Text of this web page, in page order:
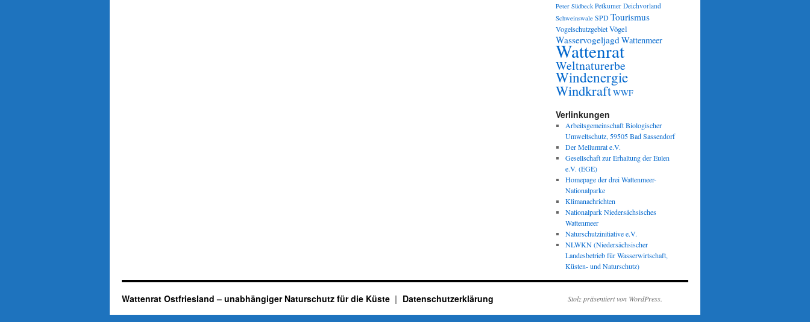
Peter Südbeck Petkumer Deichvorland
Schweinswale SPDTourismus
VogelschutzgebietVögel
WasservogeljagdWattenmeer
Wattenrat
Weltnaturerbe
Windenergie
WindkraftWWF
Verlinkungen
Arbeitsgemeinschaft Biologischer
Umweltschutz, 59505 Bad Sassendorf
Der Mellumrat e.V.
Gesellschaft zur Erhaltung der Eulen
e.V. (EGE)
Homepage der drei Wattenmeer-
Nationalparke
Klimanachrichten
Nationalpark Niedersächsisches
Wattenmeer
Naturschutzinitiative e.V.
NLWKN (Niedersächsischer
Landesbetrieb für Wasserwirtschaft,
Küsten- und Naturschutz)
Wattenrat Ostfriesland – unabhängiger Naturschutz für die Küste Datenschutzerklärung Stolz präsentiert von WordPress.